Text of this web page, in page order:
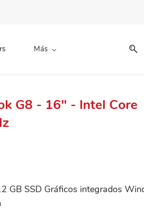
Más
G8 - 16" - Intel Core
GB SSD Gráficos integrados